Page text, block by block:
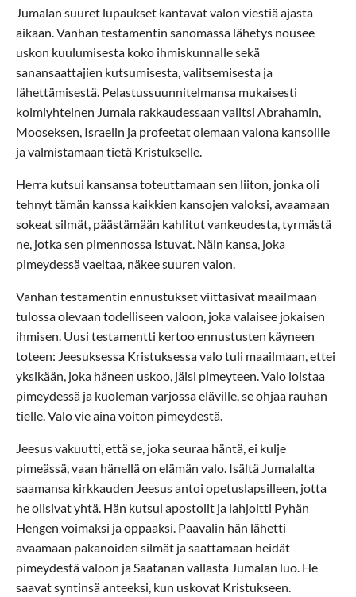
Jumalan suuret lupaukset kantavat valon viestiä ajasta
aikaan. Vanhan testamentin sanomassa lähetys nousee
uskon kuulumisesta koko ihmiskunnalle sekä
sanansaattajien kutsumisesta, valitsemisesta ja
lähettämisestä. Pelastussuunnitelmansa mukaisesti
kolmiyhteinen Jumala rakkaudessaan valitsi Abrahamin,
Mooseksen, Israelin ja profeetat olemaan valona kansoille
ja valmistamaan tietä Kristukselle.
Herra kutsui kansansa toteuttamaan sen liiton, jonka oli
tehnyt tämän kanssa kaikkien kansojen valoksi, avaamaan
sokeat silmät, päästämään kahlitut vankeudesta, tyrmästä
ne, jotka sen pimennossa istuvat. Näin kansa, joka
pimeydessä vaeltaa, näkee suuren valon.
Vanhan testamentin ennustukset viittasivat maailmaan
tulossa olevaan todelliseen valoon, joka valaisee jokaisen
ihmisen. Uusi testamentti kertoo ennustusten käyneen
toteen: Jeesuksessa Kristuksessa valo tuli maailmaan, ettei
yksikään, joka häneen uskoo, jäisi pimeyteen. Valo loistaa
pimeydessä ja kuoleman varjossa eläville, se ohjaa rauhan
tielle. Valo vie aina voiton pimeydestä.
Jeesus vakuutti, että se, joka seuraa häntä, ei kulje
pimeässä, vaan hänellä on elämän valo. Isältä Jumalalta
saamansa kirkkauden Jeesus antoi opetuslapsilleen, jotta
he olisivat yhtä. Hän kutsui apostolit ja lahjoitti Pyhän
Hengen voimaksi ja oppaaksi. Paavalin hän lähetti
avaamaan pakanoiden silmät ja saattamaan heidät
pimeydestä valoon ja Saatanan vallasta Jumalan luo. He
saavat syntinsä anteeksi, kun uskovat Kristukseen.